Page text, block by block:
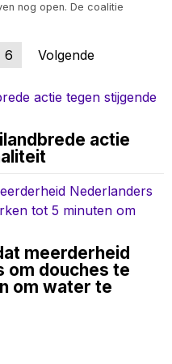
nog open. De coalitie
6 Volgende
actie
meerderheid
om douches te
om water te